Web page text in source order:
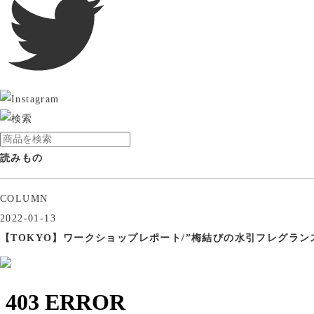
読みもの
COLUMN
2022-01-13
【TOKYO】ワークショップレポート/”梅結びの水引フレグラ